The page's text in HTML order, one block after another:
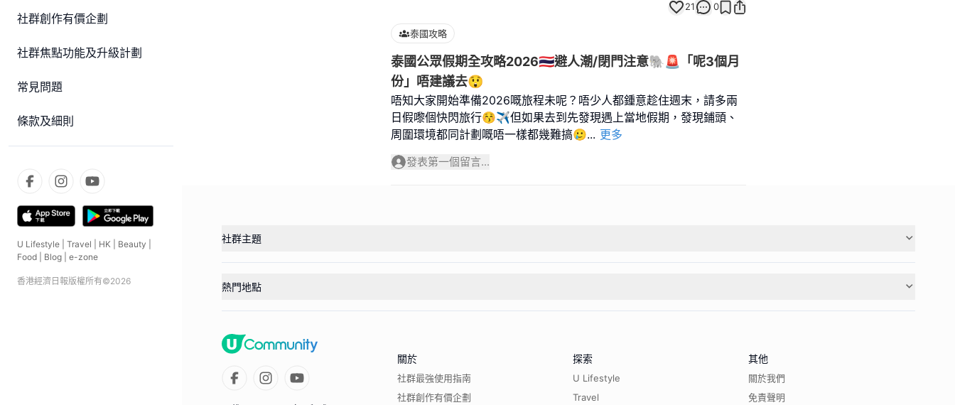
社群創作有價企劃
社群焦點功能及升級計劃
常見問題
條款及細則
U Lifestyle Travel HK Beauty
Food
Blog e-zone
香港經濟日報版權所有©2026
21 0
泰國攻略
泰國公眾假期全攻略2026🇹🇭避人潮/閉門注意🐘🚨「呢3個月
份」唔建議去😲
唔知大家開始準備2026嘅旅程未呢？唔少人都鍾意趁住週末，請多兩
日假嚟個快閃旅行😚✈️但如果去到先發現遇上當地假期，發現鋪頭、
周圍環境都同計劃嘅唔一樣都幾難搞🥲... 更多
發表第一個留言...
社群主題
熱門地點
關於
社群最強使用指南
社群創作有價企劃
探索
U Lifestyle
Travel
其他
關於我們
免責聲明